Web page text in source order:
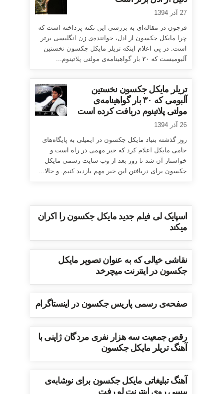
27 آذر 1394
فرچون در مقاله‌ای به بررسی این نکته پرداخته است که
چرا مایکل جکسون از ادل، خواننده‌ی زن انگلیسی برتر
است. در پی اعلام اینکه تریلر مایکل جکسون نخستین
آلبومیست که ۳۰ بار گواهینامه‌ی مولتی پلاتینوم...
تریلر مایکل جکسون نخستین
آلبومی که ۳۰ بار گواهینامه‌ی
مولتی پلاتینوم دریافت کرده است
26 آذر 1394
روز گذشته بنیاد مایکل جکسون در ایمیلی به پایگاه‌های
حامی مایکل اعلام کرد که خبر مهمی در راه است و
خواستار آن شد تا روز بعد از وب سایت رسمی مایکل
جکسون برای دریافتن این خبر مهم بازدید کنیم. و حالا...
اسپایک لی فیلم جدید مایکل جکسون را اکران
میکند
نقاشی خیالی که به عنوان تصویر مایکل
جکسون در اینترنت میچرخد
صفحه‌ی رسمی پاریس جکسون در اینستاگرام
رقص جمعیت سه هزار نفری مردگان ژاپنی با
آهنگ تریلر مایکل جکسون
آهنگ تبلیغاتی مایکل جکسون برای نوشابه‌ی
پپسی روی اینترنت لو رفت